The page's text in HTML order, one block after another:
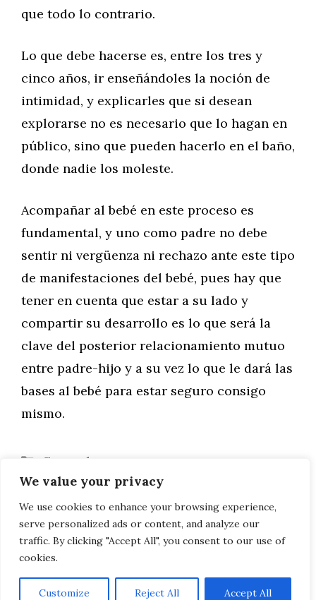
We value your privacy
We use cookies to enhance your browsing experience,
serve personalized ads or content, and analyze our
traffic. By clicking "Accept All", you consent to our use of
cookies.
Customize Reject All Accept All
que todo lo contrario.
Lo que debe hacerse es, entre los tres y
cinco años, ir enseñándoles la noción de
intimidad, y explicarles que si desean
explorarse no es necesario que lo hagan en
público, sino que pueden hacerlo en el baño,
donde nadie los moleste.
Acompañar al bebé en este proceso es
fundamental, y uno como padre no debe
sentir ni vergüenza ni rechazo ante este tipo
de manifestaciones del bebé, pues hay que
tener en cuenta que estar a su lado y
compartir su desarrollo es lo que será la
clave del posterior relacionamiento mutuo
entre padre-hijo y a su vez lo que le dará las
bases al bebé para estar seguro consigo
mismo.
Categorías
General
Etiquetas
desarrollo del bebé,
Varicela: un problema de todos los niños
Enuresis nocturna: cómo tratarla